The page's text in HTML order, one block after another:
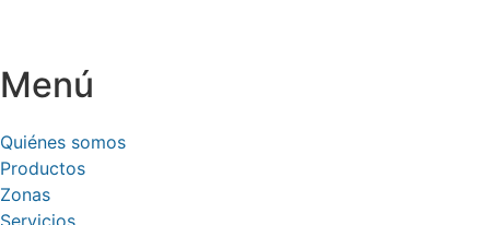
Menú
Quiénes somos
Productos
Zonas